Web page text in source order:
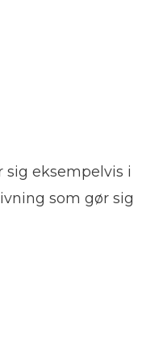
eksempelvis i
som gør sig